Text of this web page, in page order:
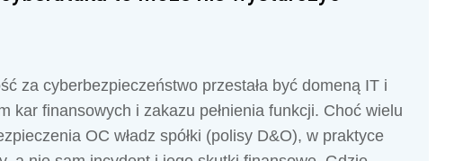
za cyberbezpieczeństwo przestała być domeną IT i
kar finansowych i zakazu pełnienia funkcji. Choć wielu
OC władz spółki (polisy D&O), w praktyce